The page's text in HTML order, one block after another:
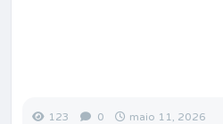
123 0 maio 11, 2026